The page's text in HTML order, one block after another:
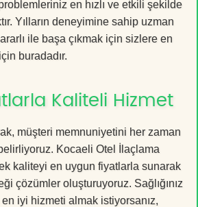
en hızlı ve etkili şekilde
Yılların deneyimine sahip uzman
ile başa çıkmak için sizlere en
buradadır.
Kaliteli Hizmet
müşteri memnuniyetini her zaman
Kocaeli Otel İlaçlama
kaliteyi en uygun fiyatlarla sunarak
çözümler oluşturuyoruz. Sağlığınız
iyi hizmeti almak istiyorsanız,